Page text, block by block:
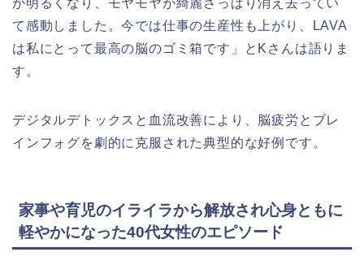
が明るくなり、モヤモヤが綺麗さっぱり消え去ってい
て感動しました。今では仕事の生産性も上がり、LAVA
は私にとって最高の脳のゴミ箱です」とKさんは語りま
す。
デジタルデトックスと血流改善により、脳疲労とブレ
インフォグを劇的に克服された典型的な好例です。
家事や育児のイライラから解放され心身ともに
軽やかになった40代女性のエピソード